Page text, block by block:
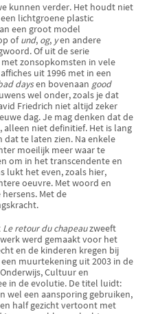
kunnen verder. Het houdt niet
lichtgroene plastic
een groot model
ofund, og, yen andere
Of uit de serie
met zonsopkomsten in vele
uit 1996 met in een
daysen bovenaan good
wel onder, zoals je dat
Friedrich niet altijd zeker
dag. Je mag denken dat de
alleen niet definitief. Het is lang
te laten zien. Na enkele
moeilijk meer waar te
om in het transcendente en
lukt het even, zoals hier,
oeuvre. Met woord en
Met de
Le retour du chapeauzweeft
werd gemaakt voor het
en de kinderen kregen bij
muurtekening uit 2003 in de
Cultuur en
in de evolutie. De titel luidt:
wel een aansporing gebruiken,
half gezicht vertoont met